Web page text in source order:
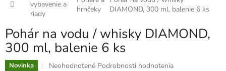
Domov
vybavenie a
riady
hrnčeky
DIAMOND, 300 ml, balenie 6 ks
Pohár na vodu / whisky DIAMOND,
300 ml, balenie 6 ks
Novinka
Priemerné
Neohodnotené Podrobnosti hodnotenia